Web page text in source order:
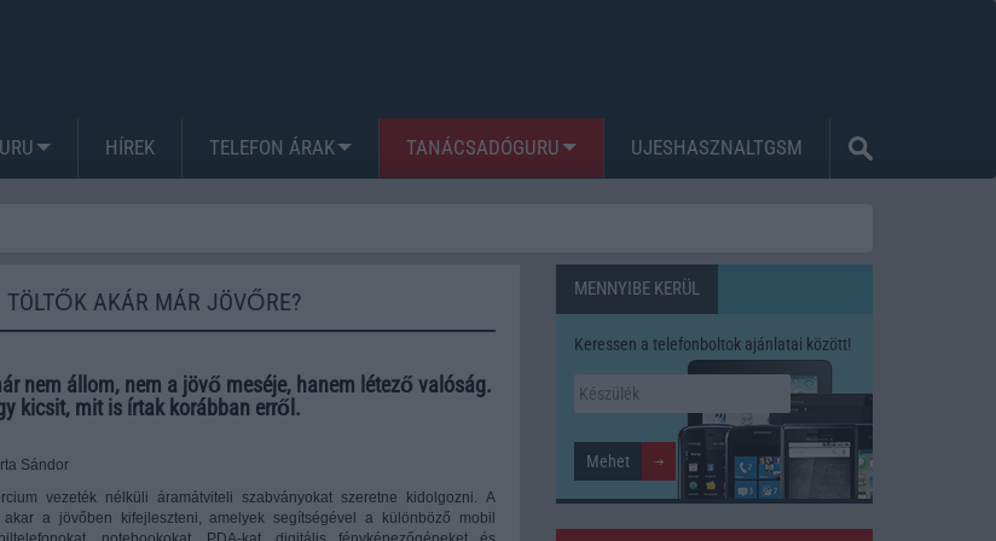
HÍREK TELEFON ÁRAK TANÁCSADÓGURU UJESHASZNALTGSM
AKÁR MÁR JÖVŐRE?
nem állom, nem a jövő meséje, hanem létező valóság.
kicsit, mit is írtak korábban erről.
Sándor
vezeték nélküli áramátviteli szabványokat szeretne kidolgozni. A
a jövőben kifejleszteni, amelyek segítségével a különböző mobil
MENNYIBE KERÜL
Keressen a telefonboltok ajánlatai között!